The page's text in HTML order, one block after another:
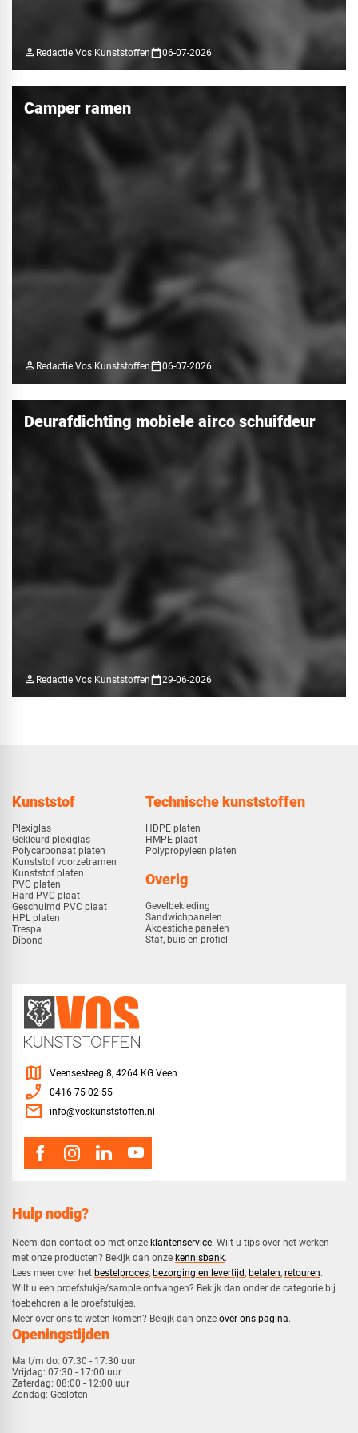
person Redactie Vos Kunststoffencalendar_today06-07-2026
Camper ramen
person Redactie Vos Kunststoffencalendar_today06-07-2026
Deurafdichting mobiele airco schuifdeur
person Redactie Vos Kunststoffencalendar_today29-06-2026
Kunststof
Plexiglas
Gekleurd plexiglas
Polycarbonaat platen
Kunststof voorzetramen
Kunststof platen
PVC platen
Hard PVC plaat
Geschuimd PVC plaat
HPL platen
Trespa
Dibond
Technische kunststoffen
HDPE platen
HMPE plaat
Polypropyleen platen
Overig
Gevelbekleding
Sandwichpanelen
Akoestiche panelen
Staf, buis en profiel
Hulp nodig?
Neem dan contact op met onze klantenservice. Wilt u tips over het werken
met onze producten? Bekijk dan onze kennisbank.
​Lees meer over het bestelproces, bezorging en levertijd, betalen, retouren.​
​Wilt u een proefstukje/sample ontvangen? Bekijk dan onder de categorie bij
toebehoren alle proefstukjes.
​​Meer over ons te weten komen? Bekijk dan onze over ons pagina.
Openingstijden
Ma t/m do: 07:30 - 17:30 uur
Vrijdag: 07:30 - 17:00 uur
Zaterdag: 08:00 - 12:00 uur
Zondag: Gesloten
map Veensesteeg 8, 4264 KG Veen
phone_enabled 0416 75 02 55
mail info@voskunststoffen.nl